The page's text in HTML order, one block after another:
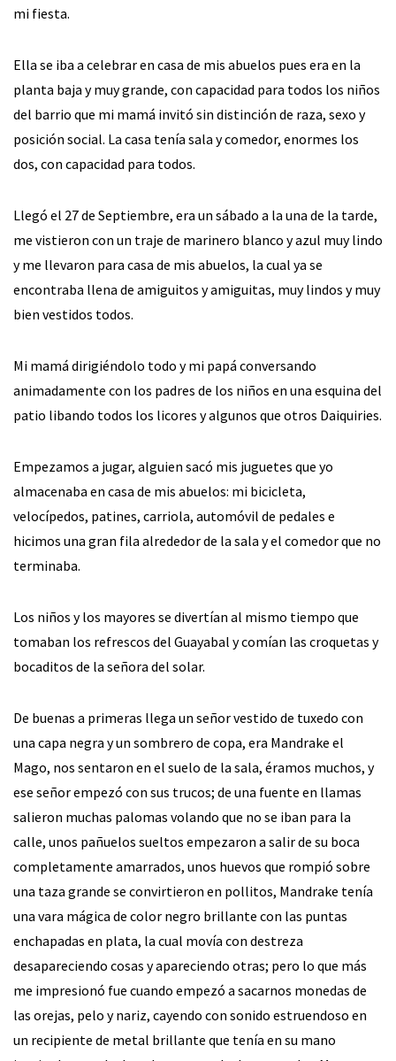
mi fiesta.
Ella se iba a celebrar en casa de mis abuelos pues era en la
planta baja y muy grande, con capacidad para todos los niños
del barrio que mi mamá invitó sin distinción de raza, sexo y
posición social. La casa tenía sala y comedor, enormes los
dos, con capacidad para todos.
Llegó el 27 de Septiembre, era un sábado a la una de la tarde,
me vistieron con un traje de marinero blanco y azul muy lindo
y me llevaron para casa de mis abuelos, la cual ya se
encontraba llena de amiguitos y amiguitas, muy lindos y muy
bien vestidos todos.
Mi mamá dirigiéndolo todo y mi papá conversando
animadamente con los padres de los niños en una esquina del
patio libando todos los licores y algunos que otros Daiquiries.
Empezamos a jugar, alguien sacó mis juguetes que yo
almacenaba en casa de mis abuelos: mi bicicleta,
velocípedos, patines, carriola, automóvil de pedales e
hicimos una gran fila alrededor de la sala y el comedor que no
terminaba.
Los niños y los mayores se divertían al mismo tiempo que
tomaban los refrescos del Guayabal y comían las croquetas y
bocaditos de la señora del solar.
De buenas a primeras llega un señor vestido de tuxedo con
una capa negra y un sombrero de copa, era Mandrake el
Mago, nos sentaron en el suelo de la sala, éramos muchos, y
ese señor empezó con sus trucos; de una fuente en llamas
salieron muchas palomas volando que no se iban para la
calle, unos pañuelos sueltos empezaron a salir de su boca
completamente amarrados, unos huevos que rompió sobre
una taza grande se convirtieron en pollitos, Mandrake tenía
una vara mágica de color negro brillante con las puntas
enchapadas en plata, la cual movía con destreza
desapareciendo cosas y apareciendo otras; pero lo que más
me impresionó fue cuando empezó a sacarnos monedas de
las orejas, pelo y nariz, cayendo con sonido estruendoso en
un recipiente de metal brillante que tenía en su mano